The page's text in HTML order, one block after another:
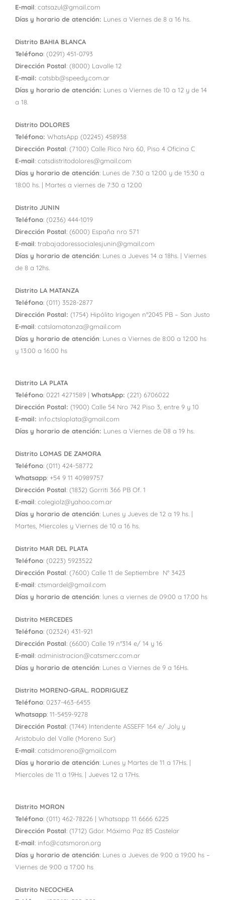
E-mail: catsazul@gmail.com
Días y horario de atención: Lunes a Viernes de 8 a 16 hs.
Distrito BAHIA BLANCA
Teléfono: (0291) 451-0793
Dirección Postal: (8000) Lavalle 12
E-mail: catsbb@speedy.com.ar
Días y horario de atención: Lunes a Viernes de 10 a 12 y de 14
a 18.
Distrito DOLORES
Teléfono: WhatsApp (02245) 458938
Dirección Postal: (7100) Calle Rico Nro 60, Piso 4 Oficina C
E-mail: catsdistritodolores@gmail.com
Días y horario de atención: Lunes de 7:30 a 12:00 y de 15:30 a
18:00 hs. | Martes a viernes de 7:30 a 12:00
Distrito JUNIN
Teléfono: (0236) 444-1019
Dirección Postal: (6000) España nro 571
E-mail: trabajadoressocialesjunin@gmail.com
Días y horario de atención: Lunes a Jueves 14 a 18hs. | Viernes
de 8 a 12hs.
Distrito LA MATANZA
Teléfono: (011) 3528-2877
Dirección Postal: (1754) Hipólito Irigoyen n°2045 PB – San Justo
E-mail: catslamatanza@gmail.com
Días y horario de atención: Lunes a Viernes de 8:00 a 12:00 hs
y 13:00 a 16:00 hs
Distrito LA PLATA
Teléfono: 0221 4271589 | WhatsApp: (221) 6706022
Dirección Postal: (1900) Calle 54 Nro 742 Piso 3, entre 9 y 10
E-mail: info.ctslaplata@gmail.com
Días y horario de atención: Lunes a Viernes de 08 a 19 hs.
Distrito LOMAS DE ZAMORA
Teléfono: (011) 424-58772
Whatsapp: +54 9 11 40989757
Dirección Postal: (1832) Gorriti 366 PB Of. 1
E-mail: colegiolz@yahoo.com.ar
Días y horario de atención: Lunes y Jueves de 12 a 19 hs. |
Martes, Miercoles y Viernes de 10 a 16 hs.
Distrito MAR DEL PLATA
Teléfono: (0223) 5923522
Dirección Postal: (7600) Calle 11 de Septiembre N° 3423
E-mail: ctsmardel@gmail.com
Días y horario de atención: lunes a viernes de 09:00 a 17:00 hs
Distrito MERCEDES
Teléfono: (02324) 431-921
Dirección Postal: (6600) Calle 19 n°314 e/ 14 y 16
E-mail: administracion@catsmerc.com.ar
Días y horario de atención: Lunes a Viernes de 9 a 16Hs.
Distrito MORENO-GRAL. RODRIGUEZ
Teléfono: 0237-463-6455
Whatsapp: 11-5459-9278
Dirección Postal: (1744) Intendente ASSEFF 164 e/ Joly y
Aristobulo del Valle (Moreno Sur)
E-mail: catsdmoreno@gmail.com
Días y horario de atención: Lunes y Martes de 11 a 17Hs. |
Miercoles de 11 a 19Hs. | Jueves 12 a 17Hs.
Distrito MORON
Teléfono: (011) 462-78226 | Whatsapp 11 6666 6225
Dirección Postal: (1712) Gdor. Máximo Paz 85 Castelar
E-mail: info@catsmoron.org
Días y horario de atención: Lunes a Jueves de 9:00 a 19:00 hs –
Viernes de 9:00 a 17:00 hs
Distrito NECOCHEA